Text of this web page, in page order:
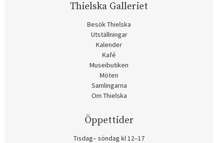
Thielska Galleriet
Besök Thielska
Utställningar
Kalender
Kafé
Museibutiken
Möten
Samlingarna
Om Thielska
Öppettider
Tisdag– söndag kl 12–17